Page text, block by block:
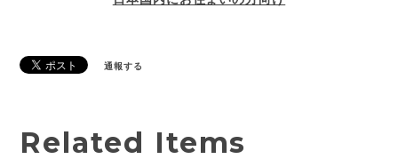
通報する
Related Items